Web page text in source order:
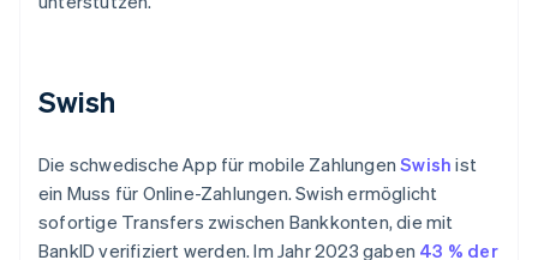
Swish
Die schwedische App für mobile ZahlungenSwish ist
ein Muss für Online-Zahlungen. Swish ermöglicht
sofortige Transfers zwischen Bankkonten, die mit
BankID verifiziert werden. Im Jahr 2023 gaben 43 % der